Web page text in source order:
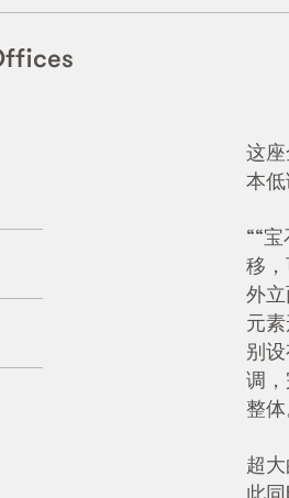
这
本低
““
移
外
元
别
调
整体
超